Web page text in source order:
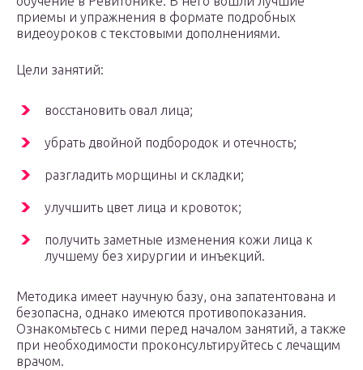
приемы и упражнения в формате подробных
видеоуроков с текстовыми дополнениями.
Цели занятий:
восстановить овал лица;
убрать двойной подбородок и отечность;
разгладить морщины и складки;
улучшить цвет лица и кровоток;
получить заметные изменения кожи лица к
лучшему без хирургии и инъекций.
Методика имеет научную базу, она запатентована и
безопасна, однако имеются противопоказания.
Ознакомьтесь с ними перед началом занятий, а также
при необходимости проконсультируйтесь с лечащим
врачом.